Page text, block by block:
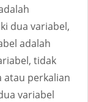
dua variabel,
adalah
tidak
atau perkalian
variabel